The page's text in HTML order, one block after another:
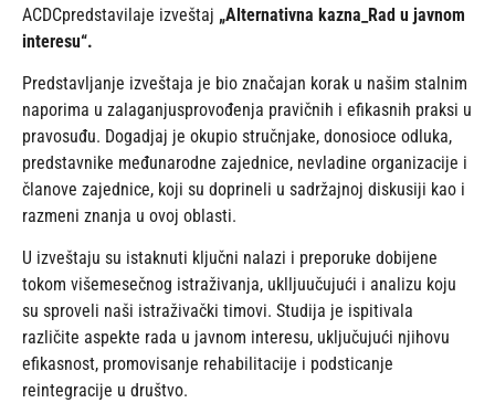
ACDCpredstavilaje izveštaj „Alternativna kazna_Rad u javnom
interesu“.
Predstavljanje izveštaja je bio značajan korak u našim stalnim
naporima u zalaganjusprovođenja pravičnih i efikasnih praksi u
pravosuđu. Dogadjaj je okupio stručnjake, donosioce odluka,
predstavnike međunarodne zajednice, nevladine organizacije i
članove zajednice, koji su doprineli u sadržajnoj diskusiji kao i
razmeni znanja u ovoj oblasti.
U izveštaju su istaknuti ključni nalazi i preporuke dobijene
tokom višemesečnog istraživanja, uklljuučujući i analizu koju
su sproveli naši istraživački timovi. Studija je ispitivala
različite aspekte rada u javnom interesu, uključujući njihovu
efikasnost, promovisanje rehabilitacije i podsticanje
reintegracije u društvo.